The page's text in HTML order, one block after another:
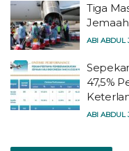
Tiga
ABI ABDUL
47,5%
ABI ABDUL